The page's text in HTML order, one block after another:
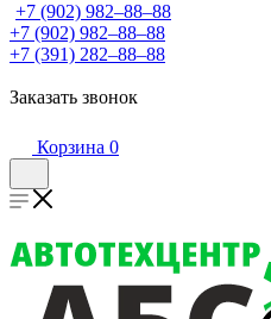
+7 (902) 982‒88‒88
+7 (902) 982‒88‒88
+7 (391) 282‒88‒88
Заказать звонок
Корзина 0